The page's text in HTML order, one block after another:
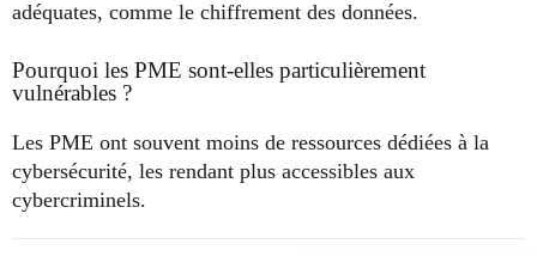
adéquates, comme le chiffrement des données.
Pourquoi les PME sont-elles particulièrement
vulnérables ?
Les PME ont souvent moins de ressources dédiées à la
cybersécurité, les rendant plus accessibles aux
cybercriminels.